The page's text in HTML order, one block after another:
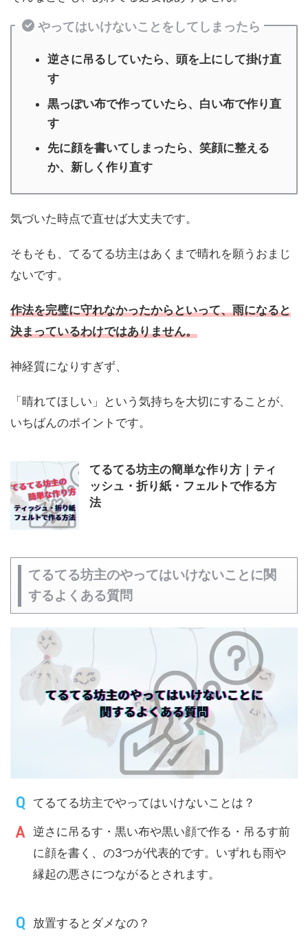
やってはいけないことをしてしまったら
逆さに吊るしていたら、頭を上にして掛け直
す
黒っぽい布で作っていたら、白い布で作り直
す
先に顔を書いてしまったら、笑顔に整える
か、新しく作り直す
気づいた時点で直せば大丈夫です。
そもそも、てるてる坊主はあくまで晴れを願うおまじ
ないです。
作法を完璧に守れなかったからといって、雨になると
決まっているわけではありません。
神経質になりすぎず、
「晴れてほしい」という気持ちを大切にすることが、
いちばんのポイントです。
てるてる坊主の簡単な作り方｜ティ
ッシュ・折り紙・フェルトで作る方
法
てるてる坊主のやってはいけないことに関
するよくある質問
てるてる坊主でやってはいけないことは？
逆さに吊るす・黒い布や黒い顔で作る・吊るす前
に顔を書く、の3つが代表的です。いずれも雨や
縁起の悪さにつながるとされます。
放置するとダメなの？